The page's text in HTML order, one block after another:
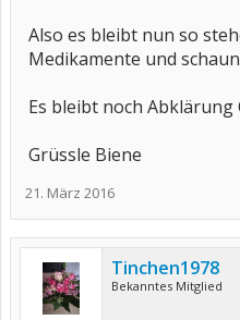
Also es bleibt nun so
Medikamente und
Es bleibt noch Abklärung
Grüssle Biene
21. März 2016
Tinchen1978
Bekanntes Mitglied